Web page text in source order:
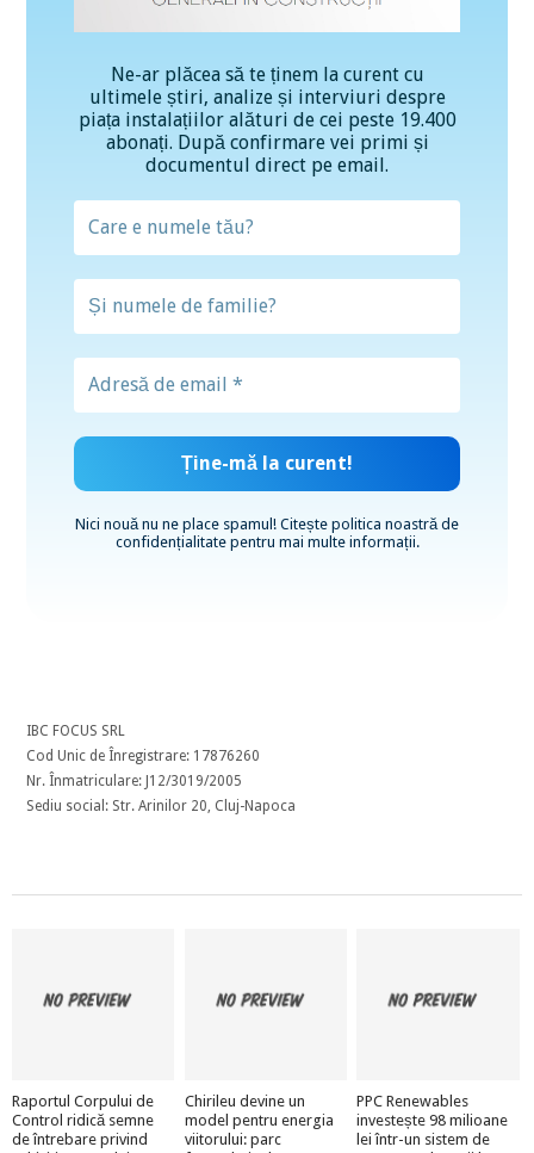
Ne-ar plăcea să te ținem la curent cu
ultimele știri, analize și interviuri despre
piața instalațiilor alături de cei peste 19.400
abonați. După confirmare vei primi și
documentul direct pe email.
Nici nouă nu ne place spamul! Citește politica noastră de
confidențialitatepentru mai multe informații.
IBC FOCUS SRL
Cod Unic de Înregistrare: 17876260
Nr. Înmatriculare: J12/3019/2005
Sediu social: Str. Arinilor 20, Cluj-Napoca
Raportul Corpului de
Control ridică semne
de întrebare privind
Chirileu devine un
model pentru energia
viitorului: parc
PPC Renewables
investește 98 milioane
lei într-un sistem de